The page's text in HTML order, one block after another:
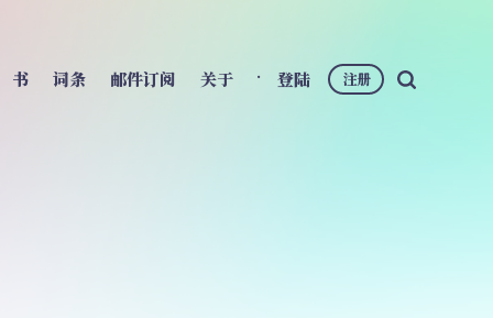
书 词条 邮件订阅 关于 登陆 注册